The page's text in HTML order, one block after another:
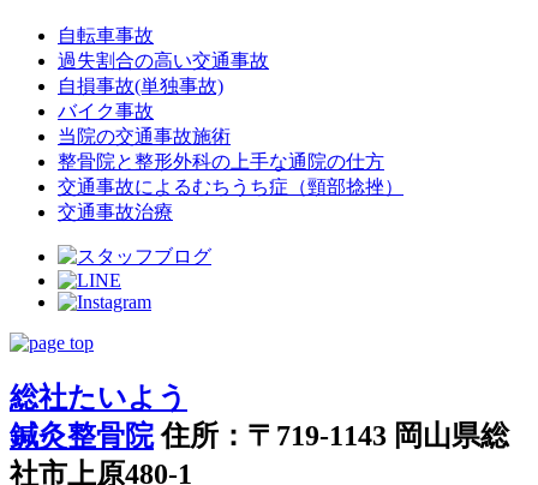
自転車事故
過失割合の高い交通事故
自損事故(単独事故)
バイク事故
当院の交通事故施術
整骨院と整形外科の上手な通院の仕方
交通事故によるむちうち症（頸部捻挫）
交通事故治療
総社たいよう
鍼灸整骨院 住所：〒719-1143 岡山県総
社市上原480-1